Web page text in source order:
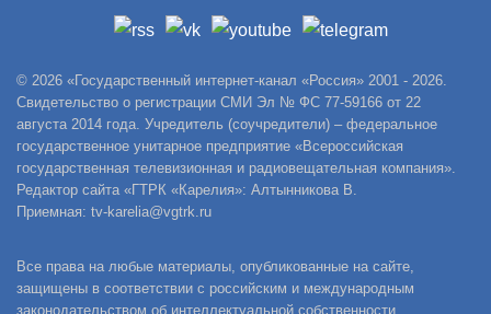
© 2026 «Государственный интернет-канал «Россия» 2001 - 2026.
Свидетельство о регистрации СМИ Эл № ФС 77-59166 от 22
августа 2014 года. Учредитель (соучредители) – федеральное
государственное унитарное предприятие «Всероссийская
государственная телевизионная и радиовещательная компания».
Редактор сайта «ГТРК «Карелия»: Алтынникова В.
Приемная: tv-karelia@vgtrk.ru
Все права на любые материалы, опубликованные на сайте,
защищены в соответствии с российским и международным
законодательством об интеллектуальной собственности.